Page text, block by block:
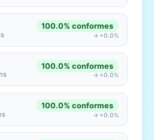
100.0% conformes
→ +0.0%
100.0% conformes
→ +0.0%
100.0% conformes
→ +0.0%